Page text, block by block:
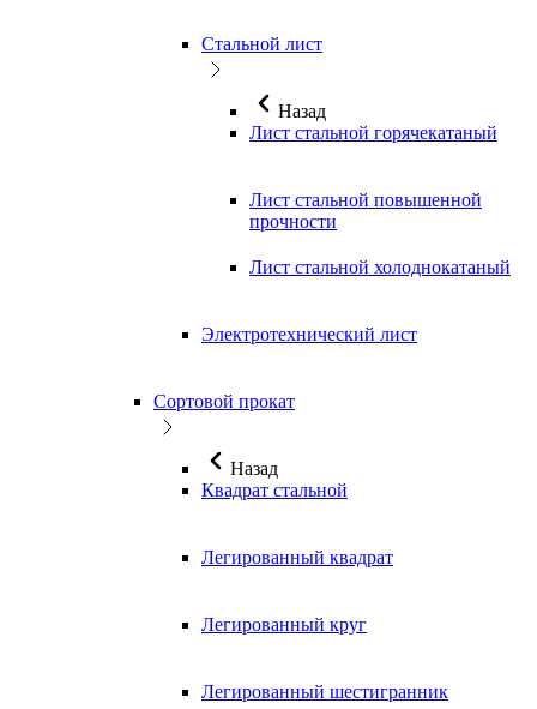
Стальной лист
Назад
Лист стальной горячекатаный
Лист стальной повышенной
прочности
Лист стальной холоднокатаный
Электротехнический лист
Сортовой прокат
Назад
Квадрат стальной
Легированный квадрат
Легированный круг
Легированный шестигранник